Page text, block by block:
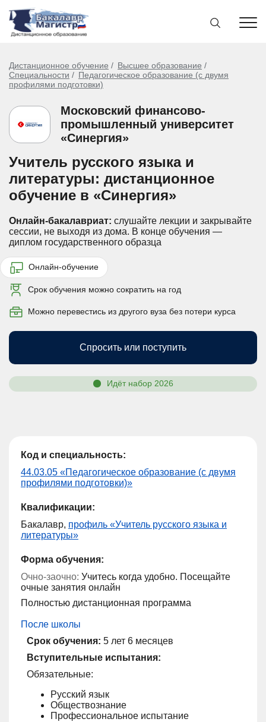
Дистанционное обучение
Высшее образование
Специальности
Педагогическое образование (с двумя
профилями подготовки)
Московский финансово-
промышленный университет
«Синергия»
Учитель русского языка и
литературы: дистанционное
обучение в «Синергия»
Онлайн-бакалавриат: слушайте лекции и закрывайте
сессии, не выходя из дома. В конце обучения —
диплом государственного образца
Онлайн-обучение
Срок обучения можно сократить на год
Можно перевестись из другого вуза без потери курса
Спросить или поступить
Идёт набор 2026
Код и специальность:
44.03.05 «Педагогическое образование (с двумя
профилями подготовки)»
Квалификации:
Бакалавр, профиль «Учитель русского языка и
литературы»
Форма обучения:
Очно-заочно: Учитесь когда удобно. Посещайте
очные занятия онлайн
Полностью дистанционная программа
После школы
Срок обучения: 5 лет 6 месяцев
Вступительные испытания:
Обязательные:
Русский язык
Обществознание
Профессиональное испытание